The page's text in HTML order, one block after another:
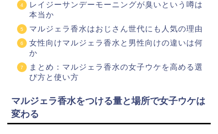
レイジーサンデーモーニングが臭いという噂は
本当か
マルジェラ香水はおじさん世代にも人気の理由
女性向けマルジェラ香水と男性向けの違いは何
か
まとめ：マルジェラ香水の女子ウケを高める選
び方と使い方
マルジェラ香水をつける量と場所で女子ウケは
変わる